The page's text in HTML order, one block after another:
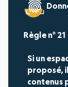
21
Si un
proposé,
contenus